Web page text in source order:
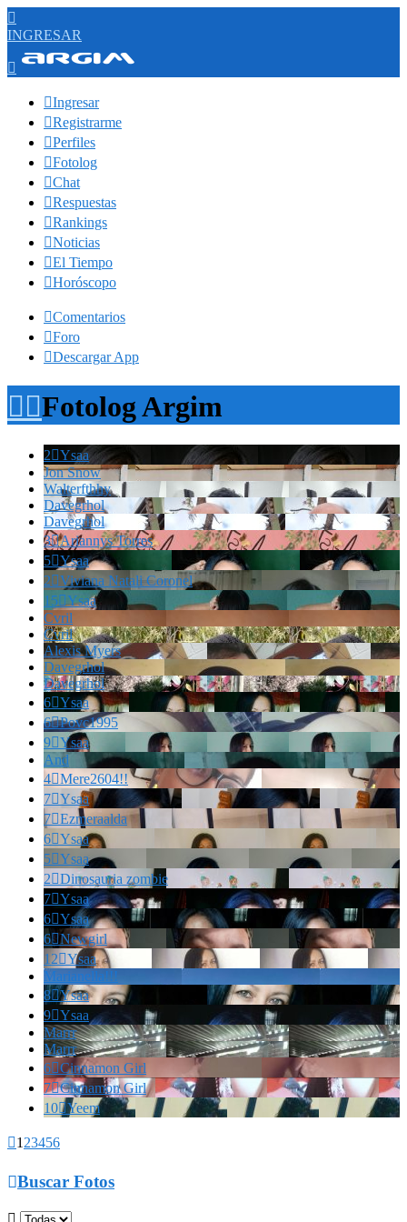

INGRESAR

Ingresar
Registrarme
Perfiles
Fotolog
Chat
Respuestas
Rankings
Noticias
El Tiempo
Horóscopo
Comentarios
Foro
Descargar App
Fotolog Argim
2Ysaa
Jon Snow
Walterfthhy
Davegrhol
Davegrhol
3Ariannys Torres
5Ysaa
2Viviana Natali Coronel
15Ysaa
Cvril
Cvril
Alexis Myers
Davegrhol
Davegrhol
6Ysaa
6Povc1995
9Ysaa
And
4Mere2604!!
7Ysaa
7Ezmeraalda
6Ysaa
5Ysaa
2Dinosauria zombie
7Ysaa
6Ysaa
6Newgirl
12Ysaa
Marianella!!!
8Ysaa
9Ysaa
Marrr
Marrr
6Cinnamon Girl
7Cinnamon Girl
10Yeem
1 23456
Buscar Fotos